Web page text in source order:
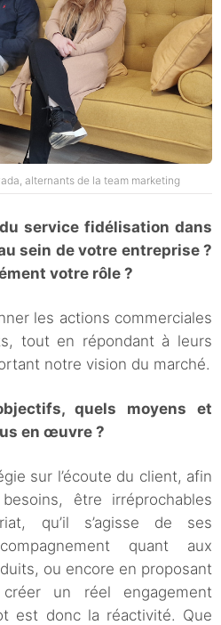
alternants de la team marketing
service fidélisation dans
sein de votre entreprise ?
votre rôle ?
les actions commerciales
tout en répondant à leurs
notre vision du marché.
quels moyens et
en œuvre ?
sur l’écoute du client, afin
être irréprochables
qu’il s’agisse de ses
quant aux
ou encore en proposant
un réel engagement
est donc la réactivité. Que